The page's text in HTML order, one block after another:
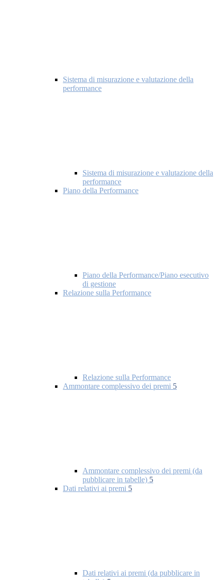
Sistema di misurazione e valutazione della
performance
Sistema di misurazione e valutazione della
performance
Piano della Performance
Piano della Performance/Piano esecutivo
di gestione
Relazione sulla Performance
Relazione sulla Performance
Ammontare complessivo dei premi 5
Ammontare complessivo dei premi (da
pubblicare in tabelle) 5
Dati relativi ai premi 5
Dati relativi ai premi (da pubblicare in